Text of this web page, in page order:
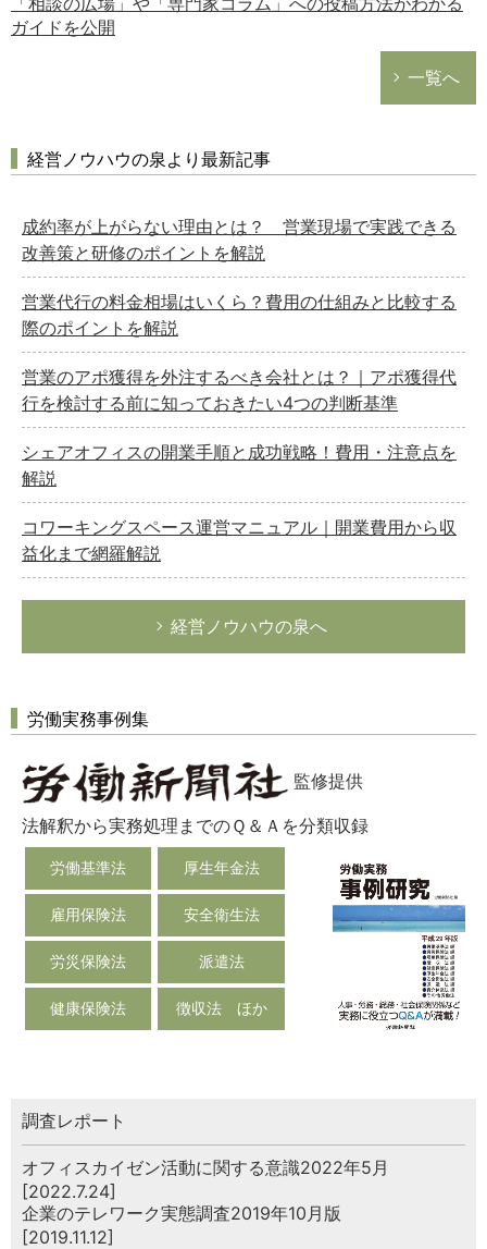
ガイドを公開
一覧へ
経営ノウハウの泉より最新記事
成約率が上がらない理由とは？ 営業現場で実践できる
改善策と研修のポイントを解説
営業代行の料金相場はいくら？費用の仕組みと比較する
際のポイントを解説
営業のアポ獲得を外注するべき会社とは？｜アポ獲得代
行を検討する前に知っておきたい4つの判断基準
シェアオフィスの開業手順と成功戦略！費用・注意点を
解説
コワーキングスペース運営マニュアル｜開業費用から収
益化まで網羅解説
経営ノウハウの泉へ
労働実務事例集
監修提供
法解釈から実務処理までのＱ＆Ａを分類収録
労働基準法 厚生年金法
雇用保険法 安全衛生法
労災保険法 派遣法
健康保険法 徴収法 ほか
調査レポート
オフィスカイゼン活動に関する意識2022年5月
[2022.7.24]
企業のテレワーク実態調査2019年10月版
[2019.11.12]